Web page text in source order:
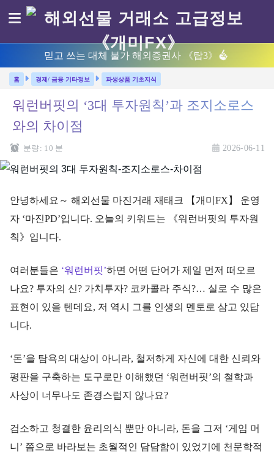
믿고 쓰는 대체 불가 해외증권사 《탑3》
경제/ 금융 기타정보 파생상품 기초지식
워런버핏의 ‘3대 투자원칙’과 조지소로스
와의 차이점
2026-06-11
분량: 10 분
안녕하세요～ 해외선물 마진거래 재태크 【개미FX】 운영
자 ‘마진PD’입니다. 오늘의 키워드는 《워런버핏의 투자원
칙》입니다.
여러분들은 ‘워런버핏’하면 어떤 단어가 제일 먼저 떠오르
나요? 투자의 신? 가치투자? 코카콜라 주식?… 실로 수 많은
표현이 있을 텐데요, 저 역시 그를 인생의 멘토로 삼고 있답
니다.
‘돈’을 탐욕의 대상이 아니라, 철저하게 자신에 대한 신뢰와
평판을 구축하는 도구로만 이해했던 ‘워런버핏’의 철학과
사상이 너무나도 존경스럽지 않나요?
검소하고 청결한 윤리의식 뿐만 아니라, 돈을 그저 ‘게임 머
니’ 쯤으로 바라보는 초월적인 담담함이 있었기에 천문학적